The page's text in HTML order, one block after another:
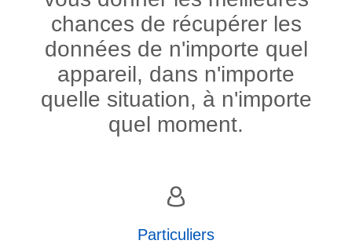
chances de récupérer les
données de n'importe quel
appareil, dans n'importe
quelle situation, à n'importe
quel moment.
Particuliers